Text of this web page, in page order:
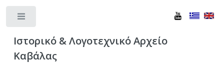
Ιστορικό & Λογοτεχνικό Αρχείο
Καβάλας